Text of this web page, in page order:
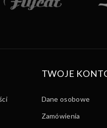
TWOJE
Dane osobowe
Zamówienia